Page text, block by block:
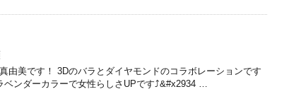
由美です！ 3Dのバラとダイヤモンドのコラボレーションです
ンダーカラーで女性らしさUPです⤴︎&#x2934 …